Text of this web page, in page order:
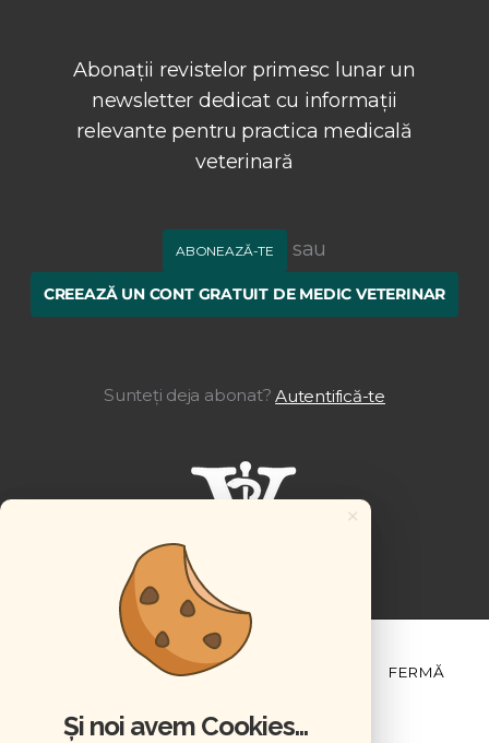
Abonații revistelor primesc lunar un
newsletter dedicat cu informații
relevante pentru practica medicală
veterinară
ABONEAZĂ-TE sau
CREEAZĂ UN CONT GRATUIT DE MEDIC VETERINAR
Sunteți deja abonat? Autentifică-te
ȘTIINȚĂ ȘI PRACTICĂ FERMĂ
×
Și noi avem Cookies...